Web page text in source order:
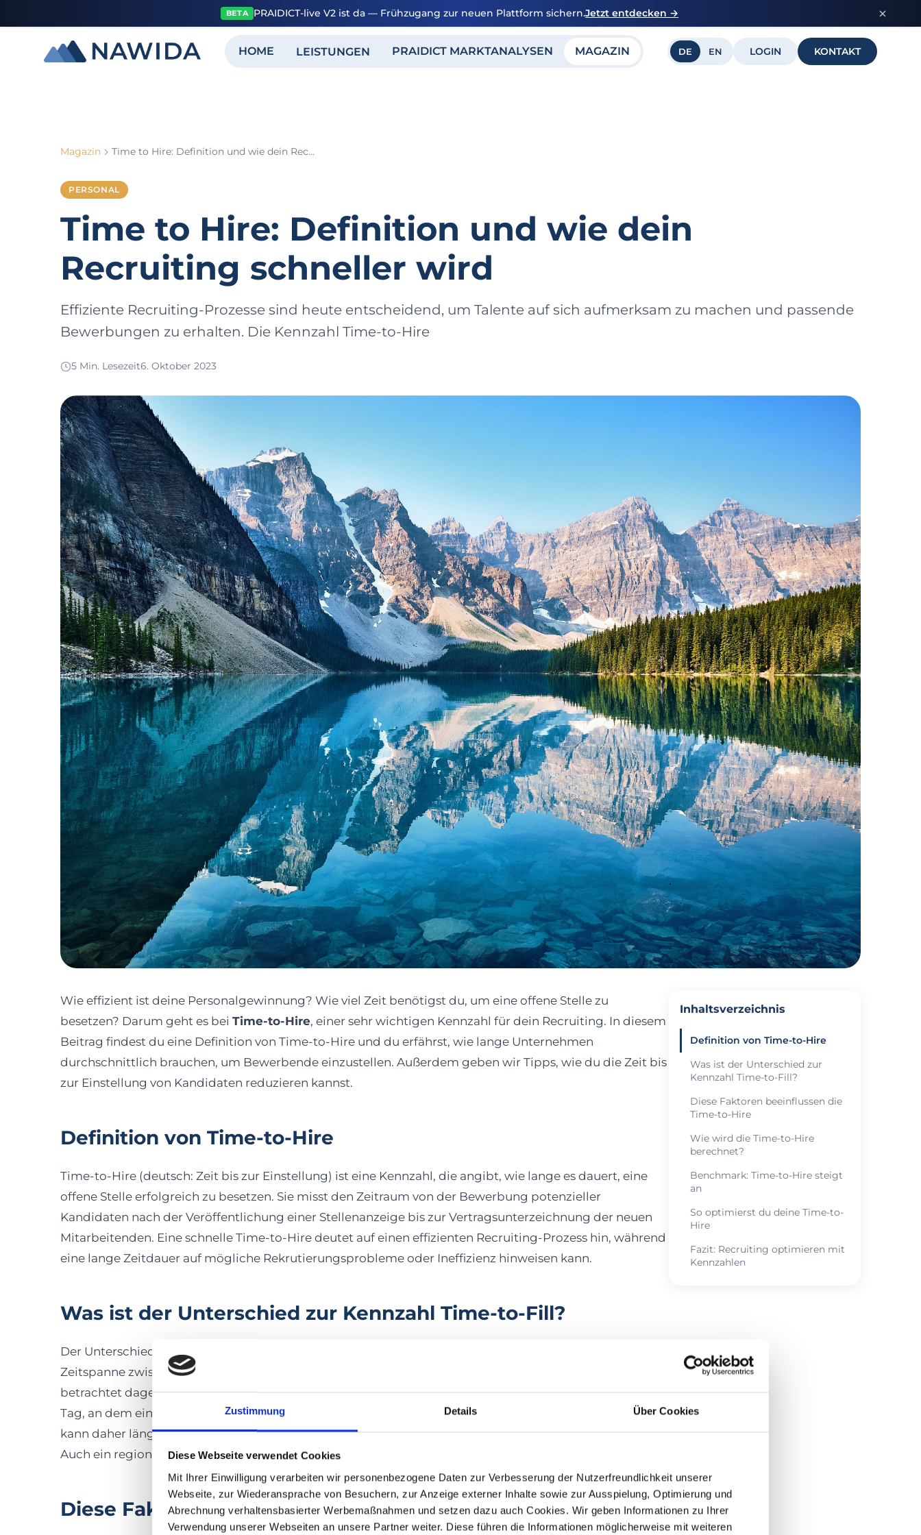
BETA PRAIDICT-live V2 ist da — Frühzugang zur neuen Plattform sichern.Jetzt entdecken →
Zustimmung Details Über Cookies
Diese Webseite verwendet Cookies
Mit Ihrer Einwilligung verarbeiten wir personenbezogene Daten zur Verbesserung der Nutzerfreundlichkeit unserer
Webseite, zur Wiederansprache von Besuchern, zur Anzeige externer Inhalte sowie zur Ausspielung, Optimierung und
Abrechnung verhaltensbasierter Werbemaßnahmen und setzen dazu auch Cookies. Wir geben Informationen zu Ihrer
Verwendung unserer Webseiten an unsere Partner weiter. Diese führen die Informationen möglicherweise mit weiteren
HOME LEISTUNGEN PRAIDICT MARKTANALYSEN MAGAZIN DE EN LOGIN KONTAKT
Magazin Time to Hire: Definition und wie dein Recruiting schneller wird
PERSONAL
Time to Hire: Definition und wie dein
Recruiting schneller wird
Effiziente Recruiting-Prozesse sind heute entscheidend, um Talente auf sich aufmerksam zu machen und passende
Bewerbungen zu erhalten. Die Kennzahl Time-to-Hire
5 Min. Lesezeit6. Oktober 2023
Wie effizient ist deine Personalgewinnung? Wie viel Zeit benötigst du, um eine offene Stelle zu
besetzen? Darum geht es bei Time-to-Hire, einer sehr wichtigen Kennzahl für dein Recruiting. In diesem
Beitrag findest du eine Definition von Time-to-Hire und du erfährst, wie lange Unternehmen
durchschnittlich brauchen, um Bewerbende einzustellen. Außerdem geben wir Tipps, wie du die Zeit bis
zur Einstellung von Kandidaten reduzieren kannst.
Definition von Time-to-Hire
Time-to-Hire (deutsch: Zeit bis zur Einstellung) ist eine Kennzahl, die angibt, wie lange es dauert, eine
offene Stelle erfolgreich zu besetzen. Sie misst den Zeitraum von der Bewerbung potenzieller
Kandidaten nach der Veröffentlichung einer Stellenanzeige bis zur Vertragsunterzeichnung der neuen
Mitarbeitenden. Eine schnelle Time-to-Hire deutet auf einen effizienten Recruiting-Prozess hin, während
eine lange Zeitdauer auf mögliche Rekrutierungsprobleme oder Ineffizienz hinweisen kann.
Was ist der Unterschied zur Kennzahl Time-to-Fill?
Der Unterschied zwischen den Kennzahlen liegt darin, was gemessen wird. Time-to-Hire misst die
Zeitspanne zwischen einer Bewerbung bis zur Unterzeichnung des Arbeitsvertrags. Time-to-Fill
betrachtet dagegen den Zeitraum von dem Tag, an dem eine Stelle als vakant gemeldet wird, bis zum
Tag, an dem eine Person die Position besetzt – also bis zum eigentlichen Arbeitsbeginn. Time-to-Fill
kann daher länger sein und zum Beispiel Verzögerungen beim Onboarding-Prozess berücksichtigen.
Auch ein regionaler oder branchenspezifischer Fach- und Arbeitskräftemangel beeinflusst die Kennzahl.
Diese Faktoren beeinflussen die Time-to-Hire
Inhaltsverzeichnis
Definition von Time-to-Hire
Was ist der Unterschied zur
Kennzahl Time-to-Fill?
Diese Faktoren beeinflussen die
Time-to-Hire
Wie wird die Time-to-Hire
berechnet?
Benchmark: Time-to-Hire steigt
an
So optimierst du deine Time-to-
Hire
Fazit: Recruiting optimieren mit
Kennzahlen